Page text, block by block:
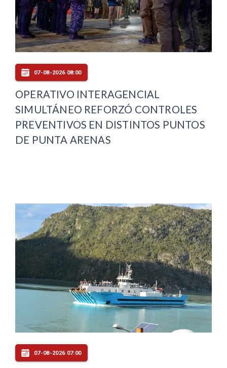
07-08-2026 08:00
OPERATIVO INTERAGENCIAL
SIMULTÁNEO REFORZÓ CONTROLES
PREVENTIVOS EN DISTINTOS PUNTOS
DE PUNTA ARENAS
07-08-2026 07:00